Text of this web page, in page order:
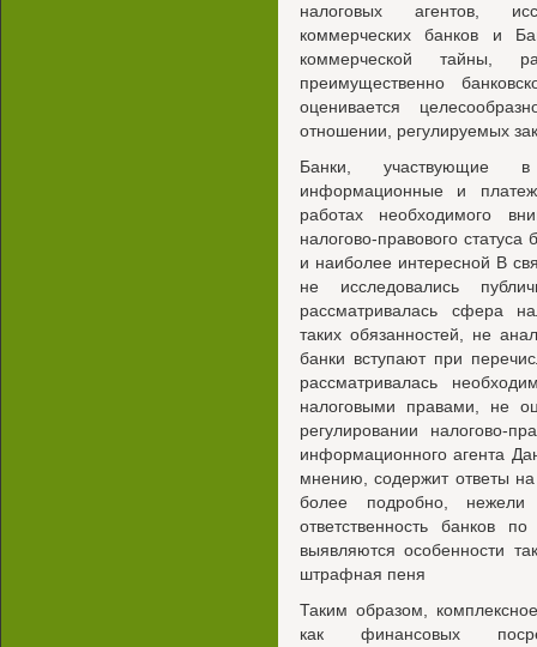
налоговых агентов,
коммерческих банков и
коммерческой тайны,
преимущественно
оценивается
отношении, регулируемых
Банки, участвующие в
информационные и
работах необходимого
налогово-правового
и наиболее интересной В
не исследовались
рассматривалась сфера
таких обязанностей, не
банки вступают при
рассматривалась
налоговыми правами, не
регулировании налогово-
информационного агента
мнению, содержит ответы
более подробно, нежели
ответственность банков
выявляются особенности
штрафная пеня
Таким образом,
как финансовых